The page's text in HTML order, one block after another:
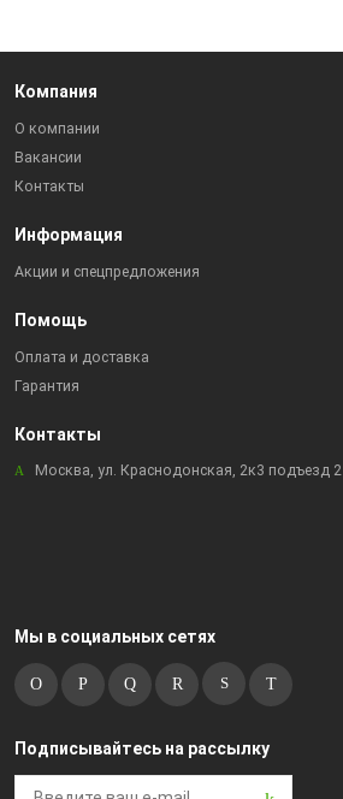
Компания
О компании
Вакансии
Контакты
Информация
Акции и спецпредложения
Помощь
Оплата и доставка
Гарантия
Контакты
Москва, ул. Краснодонская, 2к3 подъезд 2
Мы в социальных сетях
Подписывайтесь на рассылку